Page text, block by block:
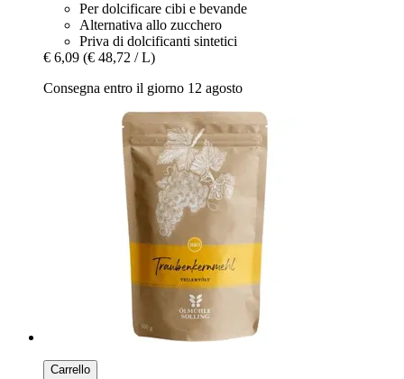
Per dolcificare cibi e bevande
Alternativa allo zucchero
Priva di dolcificanti sintetici
€ 6,09 (€ 48,72 / L)
Consegna entro il giorno 12 agosto
Carrello